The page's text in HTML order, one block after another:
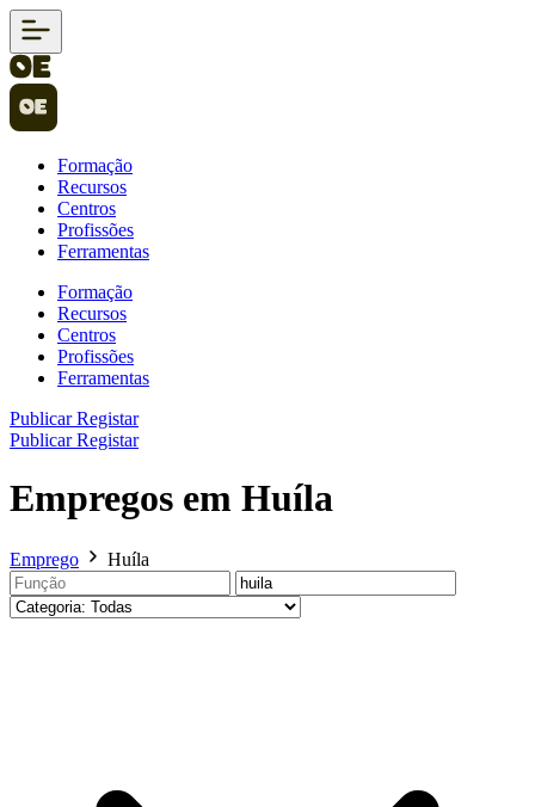
Formação
Recursos
Centros
Profissões
Ferramentas
Formação
Recursos
Centros
Profissões
Ferramentas
PublicarRegistar
PublicarRegistar
Empregos em Huíla
Emprego Huíla